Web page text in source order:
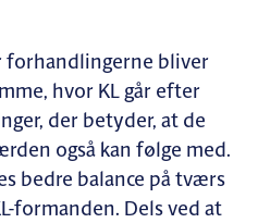
forhandlingerne bliver
hvor KL går efter
der betyder, at de
også kan følge med.
bedre balance på tværs
formanden. Dels ved at